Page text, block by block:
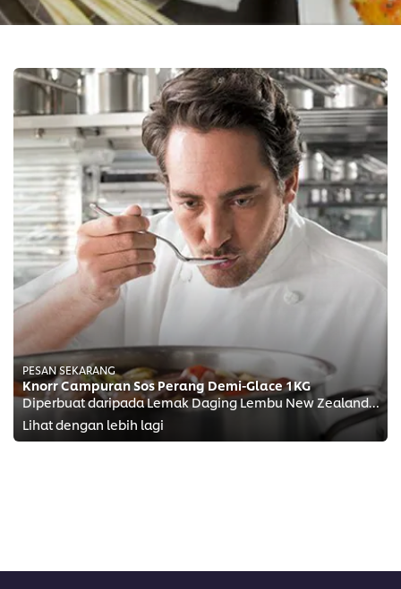
PESAN SEKARANG
Knorr Campuran Sos Perang Demi-Glace 1KG
Diperbuat daripada Lemak Daging Lembu New Zealand yang berkualiti
Lihat dengan lebih lagi